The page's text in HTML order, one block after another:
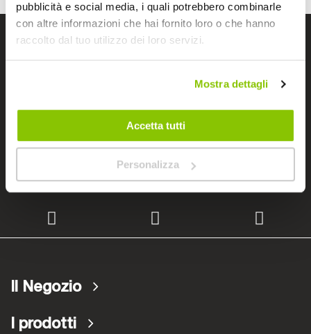
pubblicità e social media, i quali potrebbero combinarle
con altre informazioni che hai fornito loro o che hanno
raccolto dal tuo utilizzo dei loro servizi.
Mostra dettagli
Accetta tutti
Personalizza
I negozi Bep's
Lavora con noi
Il Negozio
I prodotti